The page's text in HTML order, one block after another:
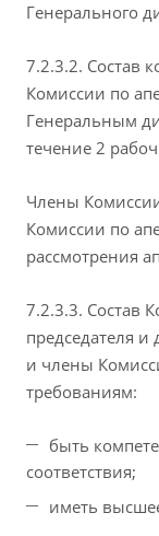
Генерального
7.2.3.2. Состав
Комиссии по
Генеральным
течение 2
Члены
Комиссии по
рассмотрения
7.2.3.3. Состав
председателя
и члены
требованиям:
быть
соответствия;
иметь